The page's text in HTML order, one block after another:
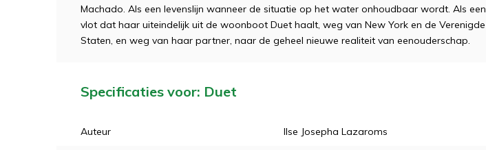
Machado. Als een levenslijn wanneer de situatie op het water onhoudbaar wordt. Als een
vlot dat haar uiteindelijk uit de woonboot Duet haalt, weg van New York en de Verenigde
Staten, en weg van haar partner, naar de geheel nieuwe realiteit van eenouderschap.
Specificaties voor: Duet
Auteur Ilse Josepha Lazaroms